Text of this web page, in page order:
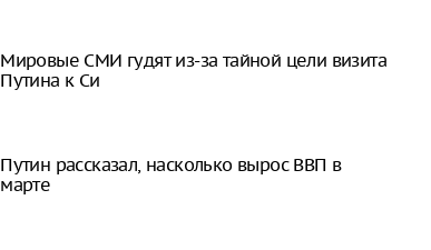
Мировые СМИ гудят из-за тайной цели визита
Путина к Си
Путин рассказал, насколько вырос ВВП в
марте